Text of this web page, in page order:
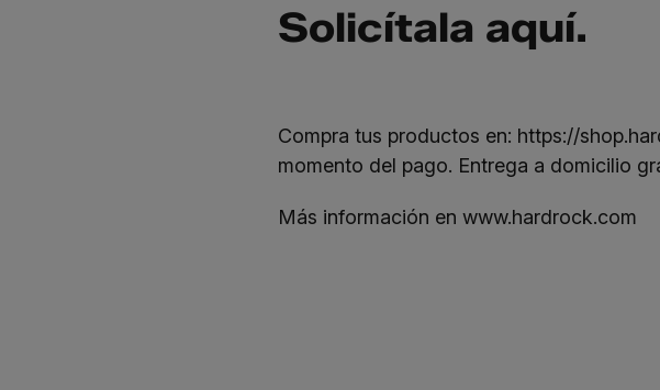
Solicítala aquí.
Compra tus productos en: https://
momento del pago. Entrega a domicilio
Más información en www.hardrock.com